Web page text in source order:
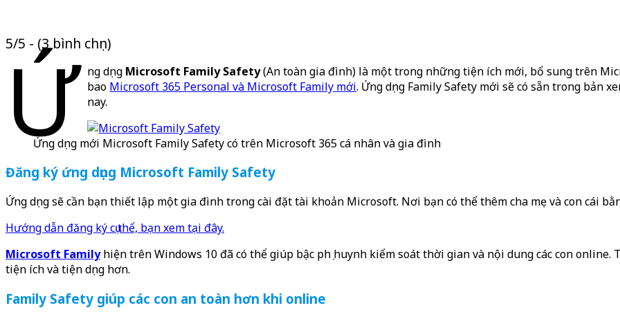
5/5 - (3 bình chọn)
Ứ ng dụng Microsoft Family Safety(An toàn gia đình) là một trong những tiện ích mới, bổ sung trên
bao Microsoft 365 Personal và Microsoft Family mới. Ứng dụng Family Safety mới sẽ có sẵn trong bản
nay.
Ứng dụng mới Microsoft Family Safety có trên Microsoft 365 cá nhân và gia đình
Đăng ký ứng dụng Microsoft Family Safety
Ứng dụng sẽ cần bạn thiết lập một gia đình trong cài đặt tài khoản Microsoft. Nơi bạn có thể thêm cha mẹ và con cái
Hướng dẫn đăng ký cụ thể, bạn xem tại đây.
Microsoft Family hiện trên Windows 10 đã có thể giúp bậc phụ huynh kiểm soát thời gian và nội dung các con online.
tiện ích và tiện dụng hơn.
Family Safety giúp các con an toàn hơn khi online